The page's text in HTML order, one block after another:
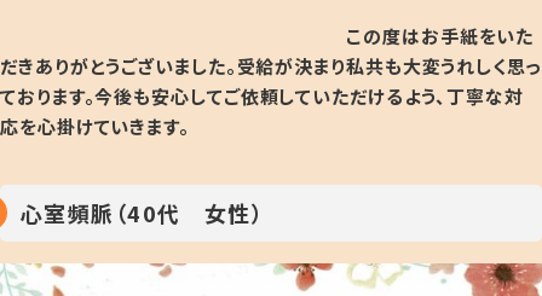
この度はお手紙をいた
だきありがとうございました。受給が決まり私共も大変うれしく思っ
ております。今後も安心してご依頼していただけるよう、丁寧な対
応を心掛けていきます。
心室頻脈（40代 女性）